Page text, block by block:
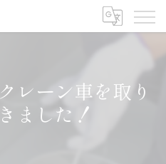
レーン車を取り
ました！